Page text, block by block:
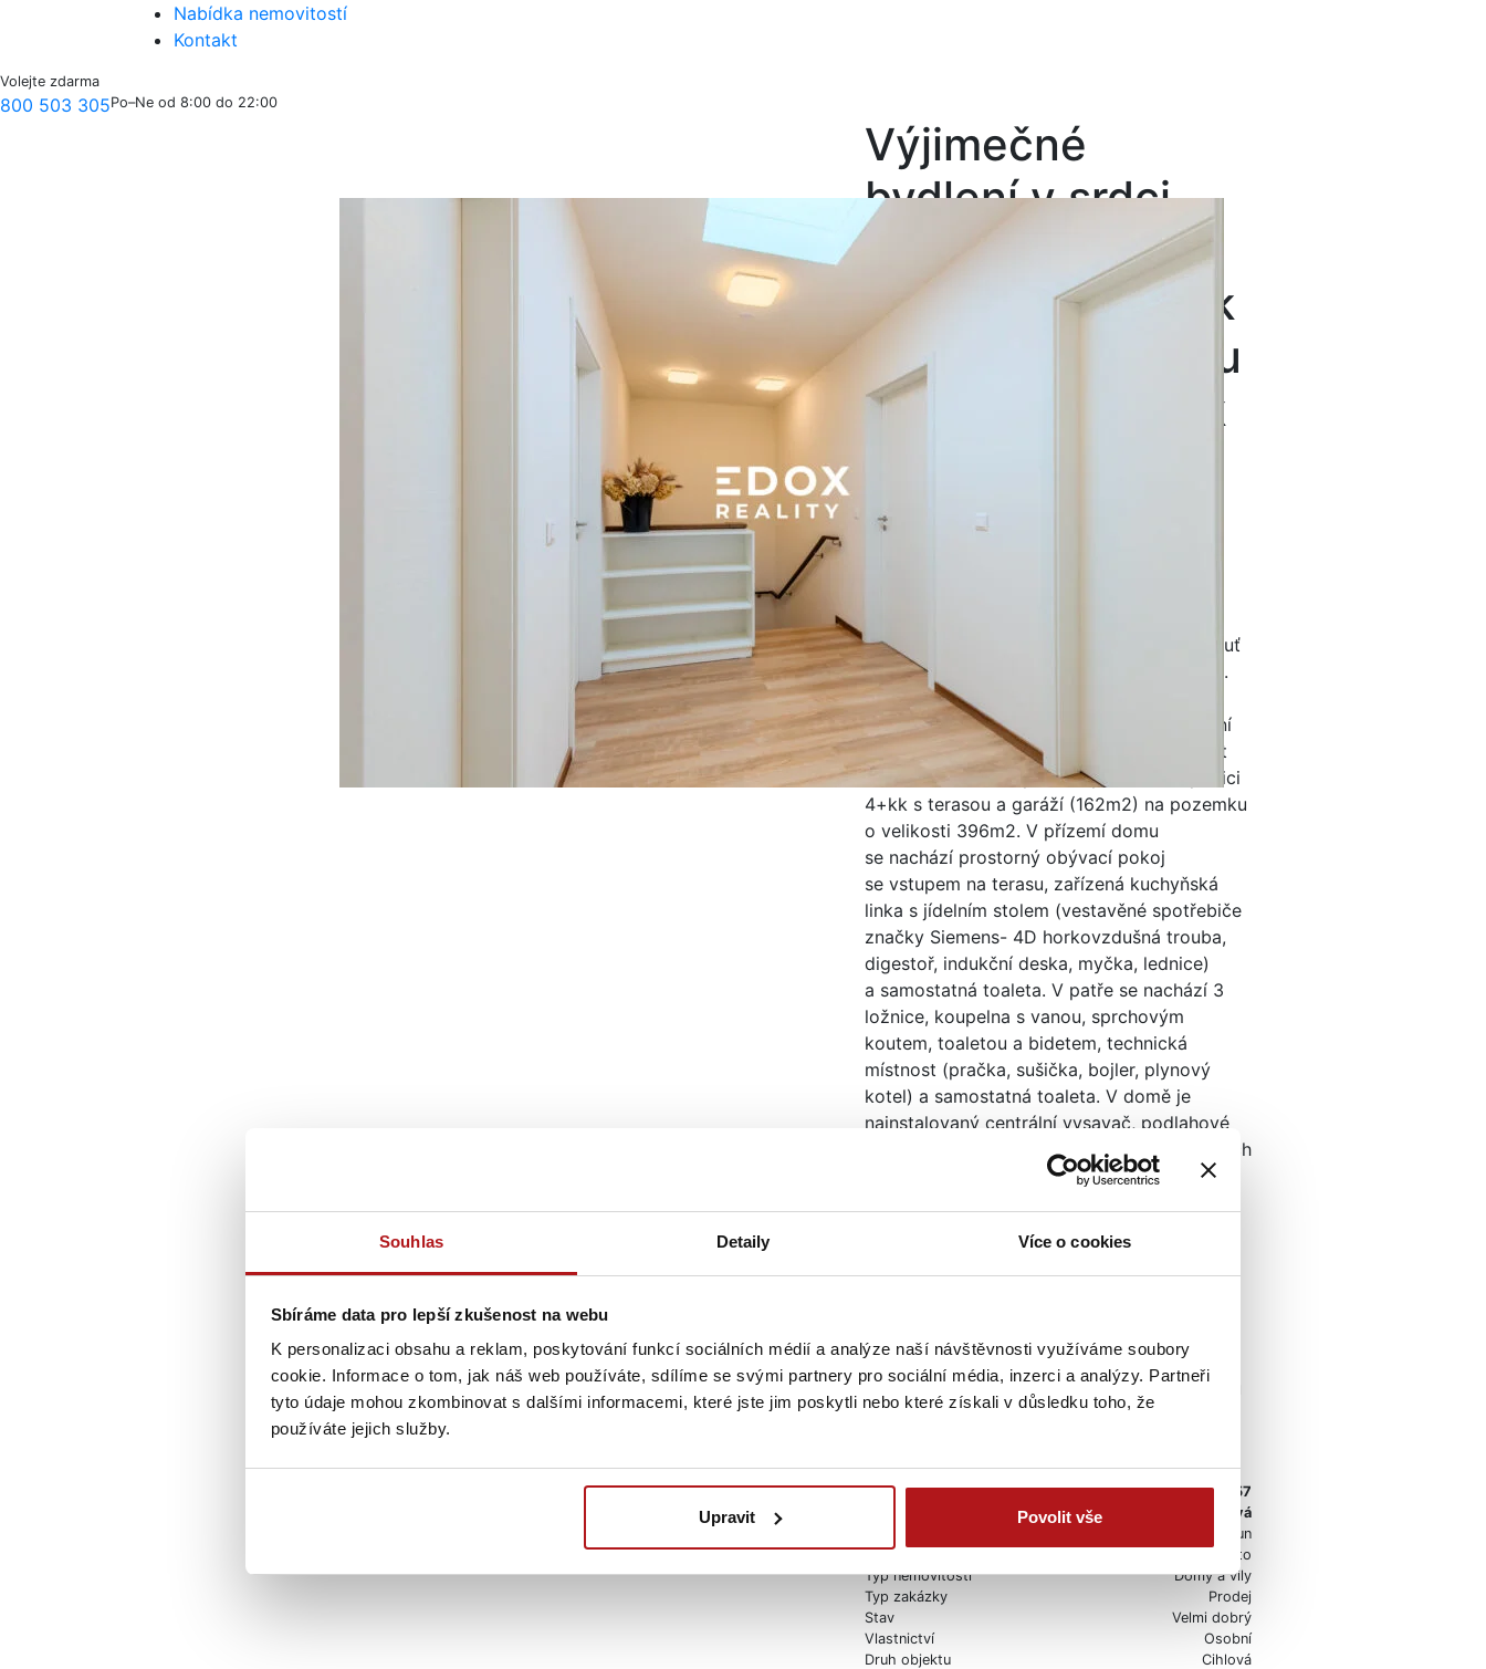
Souhlas Detaily Více o cookies
Sbíráme data pro lepší zkušenost na webu
K personalizaci obsahu a reklam, poskytování funkcí sociálních médií a analýze naší návštěvnosti využíváme soubory
cookie. Informace o tom, jak náš web používáte, sdílíme se svými partnery pro sociální média, inzerci a analýzy. Partneři
tyto údaje mohou zkombinovat s dalšími informacemi, které jste jim poskytli nebo které získali v důsledku toho, že
používáte jejich služby.
Upravit Povolit vše
Nabídka nemovitostí
Kontakt
Volejte zdarma
800 503 305Po–Ne od 8:00 do 22:00
Výjimečné
bydlení v srdci
Berouna. Krajní
řadový dům 4+kk
s garáží a terasou
162m2, pozemek
Nabízíme vám ke koupi výjimečnou
nemovitost v samotném srdci Berouna.
Zapomeňte na auto, kdykoliv dostanete chuť
na skvělý oběd nebo sklenku dobrého vína.
Tento dům v ulici Cihlářská nenabízí jen
jedinečné místo pro život, ale také prestižní
adresu, která bude v čase stabilně získávat
na hodnotě. Řadový rodinný dům o dispozici
4+kk s terasou a garáží (162m2) na pozemku
o velikosti 396m2. V přízemí domu
se nachází prostorný obývací pokoj
se vstupem na terasu, zařízená kuchyňská
linka s jídelním stolem (vestavěné spotřebiče
značky Siemens- 4D horkovzdušná trouba,
digestoř, indukční deska, myčka, lednice)
a samostatná toaleta. V patře se nachází 3
ložnice, koupelna s vanou, sprchovým
koutem, toaletou a bidetem, technická
místnost (pračka, sušička, bojler, plynový
kotel) a samostatná toaleta. V domě je
nainstalovaný centrální vysavač, podlahové
vytápění, magnetické zámky u všech vnitřních
dveří. Voda z řádu, kanalizace. Průkaz
Nejedná se o návrh na uzavření smlouvy
č. 89/2012 Sb., Občanského zákoníku.
písemně. Uvedené informace mají pouze
informativní charakter a mohou se v průběhu
inzerce změnit. Přijďte se sami přesvědčit
vás provedu na osobní prohlídce.
Číslo zakázky
N03657
Pavla Hodačová
Beroun
Část obce
Beroun-Město
Typ nemovitosti
Domy a vily
Typ zakázky
Prodej
Stav
Velmi dobrý
Vlastnictví
Osobní
Druh objektu
Cihlová